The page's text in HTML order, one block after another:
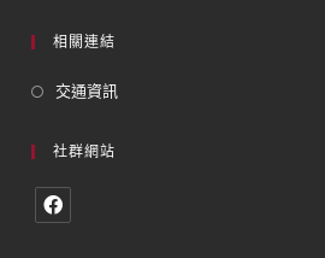
相關連結
交通資訊
社群網站